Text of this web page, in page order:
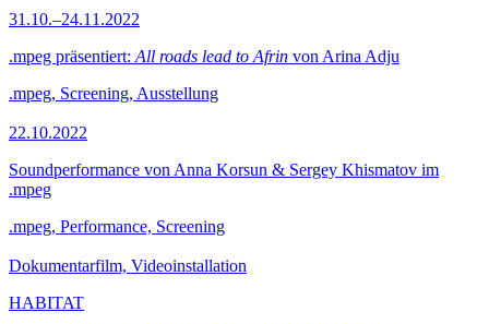
31.10.–24.11.2022
.mpeg präsentiert: All roads lead to Afrin von Arina Adju
.mpeg, Screening, Ausstellung
22.10.2022
Soundperformance von Anna Korsun & Sergey Khismatov im
.mpeg
.mpeg, Performance, Screening
Dokumentarfilm, Videoinstallation
HABITAT